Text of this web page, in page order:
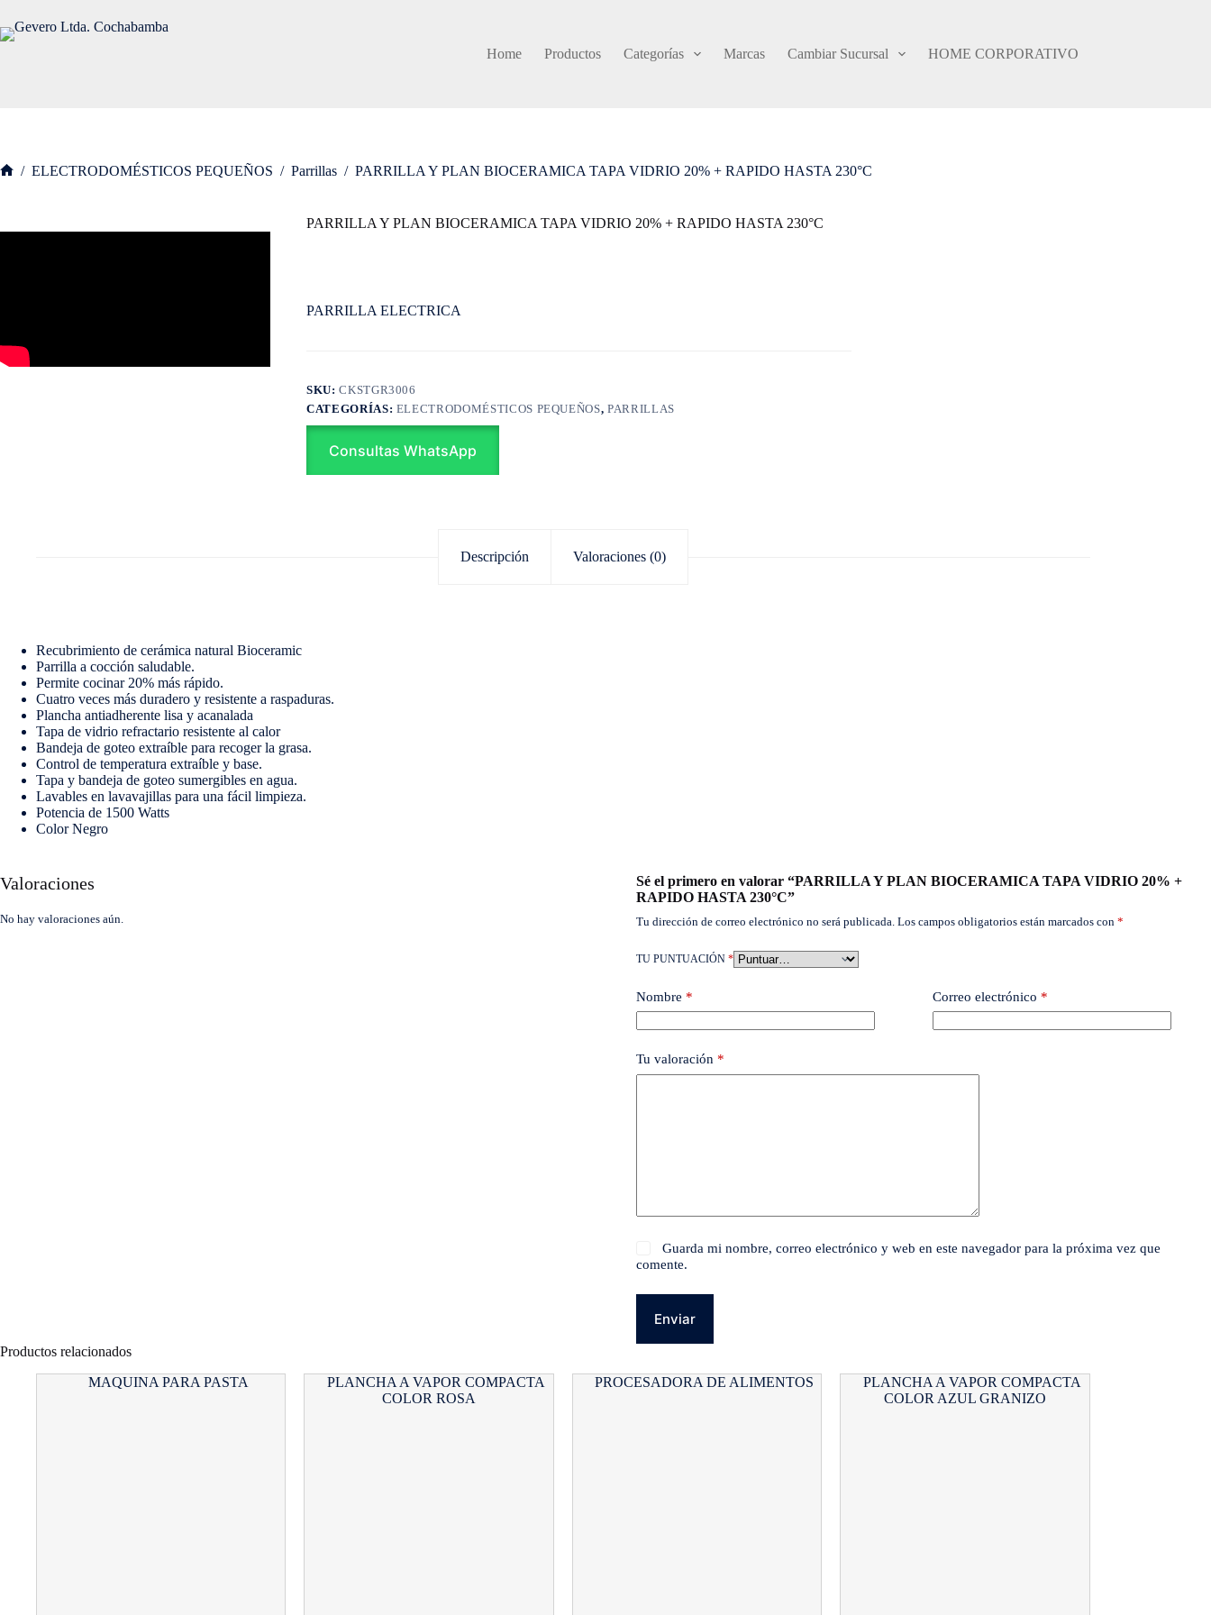
contenido
Home
Productos Categorías Marcas Cambiar Sucursal HOME CORPORATIVO
/ ELECTRODOMÉSTICOS PEQUEÑOS / Parrillas / PARRILLA Y PLAN BIOCERAMICA TAPA VIDRIO 20% + RAPIDO HASTA 230°C
PARRILLA Y PLAN BIOCERAMICA TAPA VIDRIO 20% + RAPIDO HASTA 230°C
PARRILLA ELECTRICA
SKU:CKSTGR3006
CATEGORÍAS: ELECTRODOMÉSTICOS PEQUEÑOS,PARRILLAS
Consultas WhatsApp
Descripción Valoraciones (0)
Recubrimiento de cerámica natural Bioceramic
Parrilla a cocción saludable.
Permite cocinar 20% más rápido.
Cuatro veces más duradero y resistente a raspaduras.
Plancha antiadherente lisa y acanalada
Tapa de vidrio refractario resistente al calor
Bandeja de goteo extraíble para recoger la grasa.
Control de temperatura extraíble y base.
Tapa y bandeja de goteo sumergibles en agua.
Lavables en lavavajillas para una fácil limpieza.
Potencia de 1500 Watts
Color Negro
Valoraciones
No hay valoraciones aún.
Sé el primero en valorar “PARRILLA Y PLAN BIOCERAMICA TAPA VIDRIO 20% +
RAPIDO HASTA 230°C”
Tu dirección de correo electrónico no será publicada. Los campos obligatorios están marcados con *
TU PUNTUACIÓN *
Nombre * Correo electrónico *
Tu valoración *
Guarda mi nombre, correo electrónico y web en este navegador para la próxima vez que
comente.
Enviar
Productos relacionados